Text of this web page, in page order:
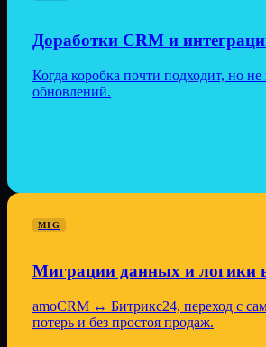
Доработки CRM и
Когда коробка почти подходит, но
обновлений.
MIG
Миграции данных и логики
amoCRM ↔ Битрикс24, переход с
потерь и без простоя продаж.